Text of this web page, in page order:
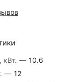
кВт. — 10.6
— 12